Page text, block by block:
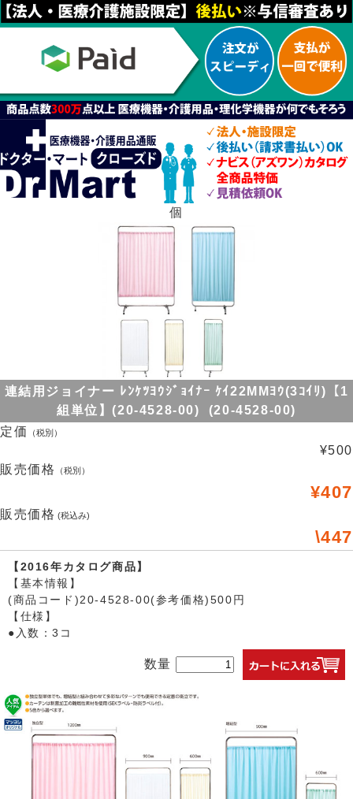
個
連結用ジョイナー ﾚﾝｹﾂﾖｳｼﾞｮｲﾅｰ ｹｲ22MMﾖｳ(3ｺｲﾘ)【1
組単位】(20-4528-00) (20-4528-00)
定価
（税別）
¥500
販売価格
（税別）
¥407
販売価格 (税込み)
\447
【2016年カタログ商品】
【基本情報】
(商品コード)20-4528-00(参考価格)500円
【仕様】
●入数：3コ
数量